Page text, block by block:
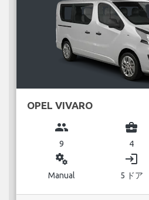
OPEL VIVARO
group
9
business_center
4
miscellaneous_services
Manual
login
5 ドア